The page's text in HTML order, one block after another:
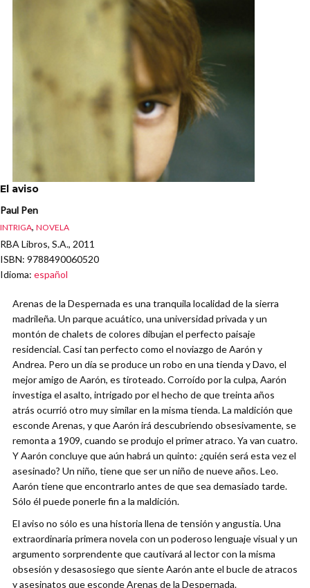
El aviso
Paul Pen
INTRIGA, NOVELA
RBA Libros, S.A., 2011
ISBN: 9788490060520
Idioma: español
Arenas de la Despernada es una tranquila localidad de la sierra
madrileña. Un parque acuático, una universidad privada y un
montón de chalets de colores dibujan el perfecto paisaje
residencial. Casi tan perfecto como el noviazgo de Aarón y
Andrea. Pero un día se produce un robo en una tienda y Davo, el
mejor amigo de Aarón, es tiroteado. Corroído por la culpa, Aarón
investiga el asalto, intrigado por el hecho de que treinta años
atrás ocurrió otro muy similar en la misma tienda. La maldición que
esconde Arenas, y que Aarón irá descubriendo obsesivamente, se
remonta a 1909, cuando se produjo el primer atraco. Ya van cuatro.
Y Aarón concluye que aún habrá un quinto: ¿quién será esta vez el
asesinado? Un niño, tiene que ser un niño de nueve años. Leo.
Aarón tiene que encontrarlo antes de que sea demasiado tarde.
Sólo él puede ponerle fin a la maldición.
El aviso no sólo es una historia llena de tensión y angustia. Una
extraordinaria primera novela con un poderoso lenguaje visual y un
argumento sorprendente que cautivará al lector con la misma
obsesión y desasosiego que siente Aarón ante el bucle de atracos
y asesinatos que esconde Arenas de la Despernada.